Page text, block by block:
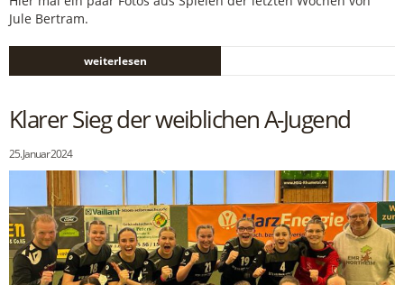
Jule Bertram.
weiterlesen
Klarer Sieg der weiblichen A-Jugend
25. Januar 2024